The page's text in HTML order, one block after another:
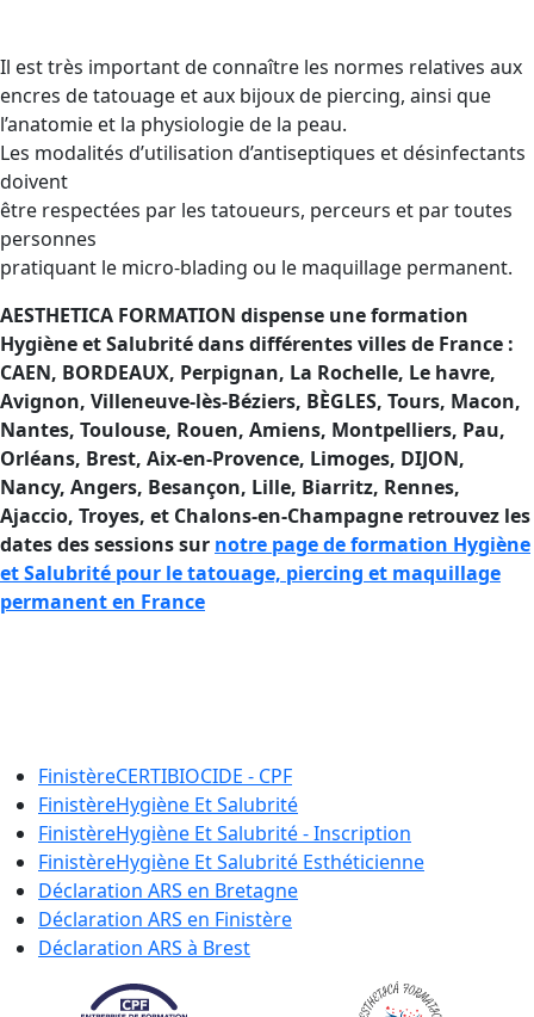
Il est très important de connaître les normes relatives aux
encres de tatouage et aux bijoux de piercing, ainsi que
l’anatomie et la physiologie de la peau.
Les modalités d’utilisation d’antiseptiques et désinfectants
doivent
être respectées par les tatoueurs, perceurs et par toutes
personnes
pratiquant le micro-blading ou le maquillage permanent.
AESTHETICA FORMATION dispense une formation
Hygiène et Salubrité dans différentes villes de France :
CAEN, BORDEAUX, Perpignan, La Rochelle, Le havre,
Avignon, Villeneuve-lès-Béziers, BÈGLES, Tours, Macon,
Nantes, Toulouse, Rouen, Amiens, Montpelliers, Pau,
Orléans, Brest, Aix-en-Provence, Limoges, DIJON,
Nancy, Angers, Besançon, Lille, Biarritz, Rennes,
Ajaccio, Troyes, et Chalons-en-Champagne retrouvez les
dates des sessions sur notre page de formation Hygiène
et Salubrité pour le tatouage, piercing et maquillage
permanent en France
FinistèreCERTIBIOCIDE - CPF
FinistèreHygiène Et Salubrité
FinistèreHygiène Et Salubrité - Inscription
FinistèreHygiène Et Salubrité Esthéticienne
Déclaration ARS en Bretagne
Déclaration ARS en Finistère
Déclaration ARS à Brest